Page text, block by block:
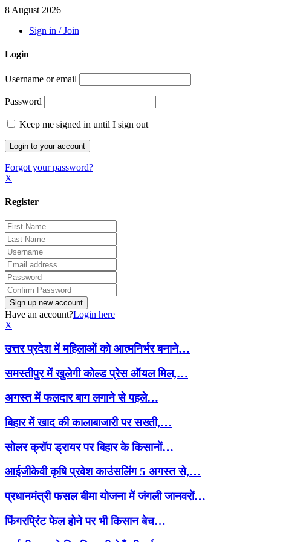
8 August 2026
Sign in / Join
Login
Username or email
Password
Keep me signed in until I sign out
Forgot your password?
X
Register
Have an account?Login here
X
उत्तर प्रदेश में महिलाओं को आत्मनिर्भर बनाने…
समस्तीपुर में खुलेगी कोल्ड प्रेस ऑयल मिल,…
अगस्त में फलदार बाग लगाने से पहले…
बिहार में खाद की कालाबाजारी पर सख्ती,…
सोलर क्रॉप ड्रायर पर बिहार के किसानों…
आईजीकेवी कृषि प्रवेश काउंसलिंग 5 अगस्त से,…
प्रधानमंत्री फसल बीमा योजना में जंगली जानवरों…
फिंगरप्रिंट फेल होने पर भी किसान बेच…